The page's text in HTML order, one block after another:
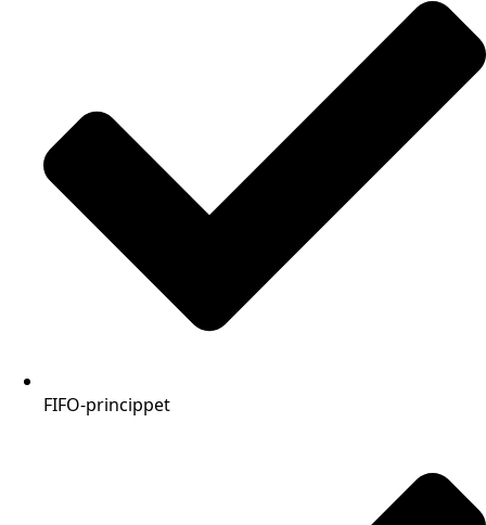
FIFO-princippet